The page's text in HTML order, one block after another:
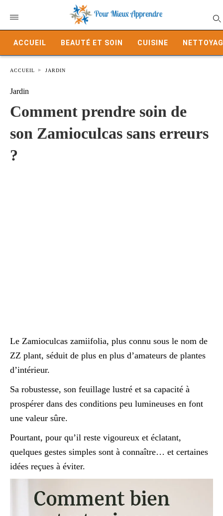
ACCUEIL BEAUTÉ ET SOIN CUISINE
ACCUEIL JARDIN
Jardin
Comment prendre soin de
son Zamioculcas sans erreurs
?
Le Zamioculcas zamiifolia, plus connu sous le nom de
ZZ plant, séduit de plus en plus d’amateurs de plantes
d’intérieur.
Sa robustesse, son feuillage lustré et sa capacité à
prospérer dans des conditions peu lumineuses en font
une valeur sûre.
Pourtant, pour qu’il reste vigoureux et éclatant,
quelques gestes simples sont à connaître… et certaines
idées reçues à éviter.